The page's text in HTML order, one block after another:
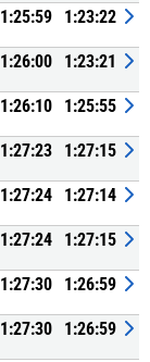
1:25:59 1:23:22
1:26:00 1:23:21
1:26:10 1:25:55
1:27:23 1:27:15
1:27:24 1:27:14
1:27:24 1:27:15
1:27:30 1:26:59
1:27:30 1:26:59